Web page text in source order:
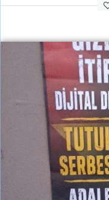
https://